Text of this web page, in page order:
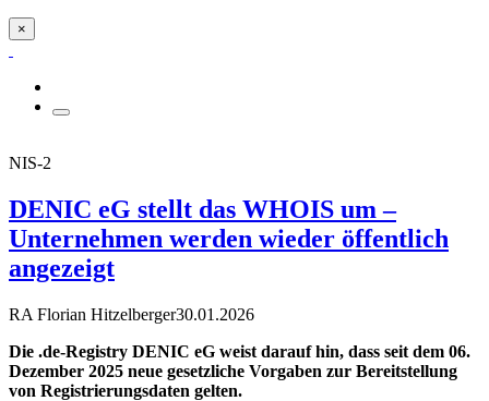
×
NIS-2
DENIC eG stellt das WHOIS um –
Unternehmen werden wieder öffentlich
angezeigt
RA Florian Hitzelberger30.01.2026
Die .de-Registry DENIC eG weist darauf hin, dass seit dem 06.
Dezember 2025 neue gesetzliche Vorgaben zur Bereitstellung
von Registrierungsdaten gelten.